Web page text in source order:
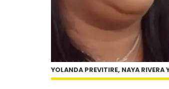
YOLANDA PREVITIRE, NAYA RIVERA